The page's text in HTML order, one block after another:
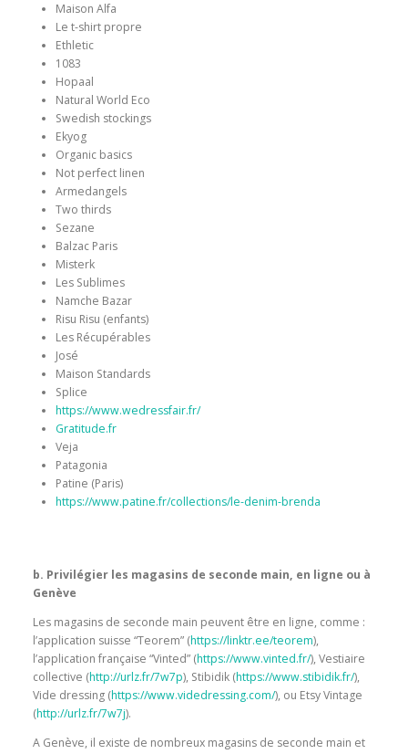
Maison Alfa
Le t-shirt propre
Ethletic
1083
Hopaal
Natural World Eco
Swedish stockings
Ekyog
Organic basics
Not perfect linen
Armedangels
Two thirds
Sezane
Balzac Paris
Misterk
Les Sublimes
Namche Bazar
Risu Risu (enfants)
Les Récupérables
José
Maison Standards
Splice
https://www.wedressfair.fr/
Gratitude.fr
Veja
Patagonia
Patine (Paris)
https://www.patine.fr/collections/le-denim-brenda
b. Privilégier les magasins de seconde main, en ligne ou à
Genève
Les magasins de seconde main peuvent être en ligne, comme :
l’application suisse “Teorem” (https://linktr.ee/teorem),
l’application française “Vinted” (https://www.vinted.fr/), Vestiaire
collective (http://urlz.fr/7w7p), Stibidik (https://www.stibidik.fr/),
Vide dressing (https://www.videdressing.com/), ou Etsy Vintage
(http://urlz.fr/7w7j).
A Genève, il existe de nombreux magasins de seconde main et